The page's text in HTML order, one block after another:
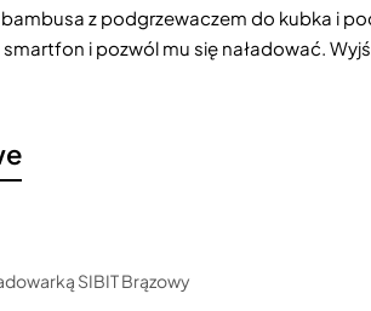
z podgrzewaczem do kubka i
i pozwól mu się naładować.
SIBIT Brązowy